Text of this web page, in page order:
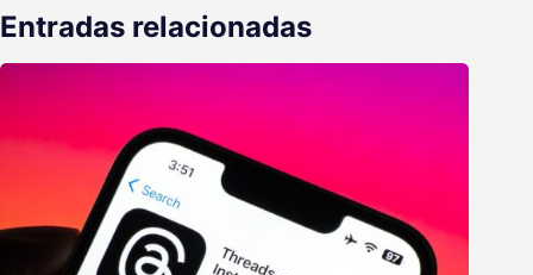
Entradas relacionadas